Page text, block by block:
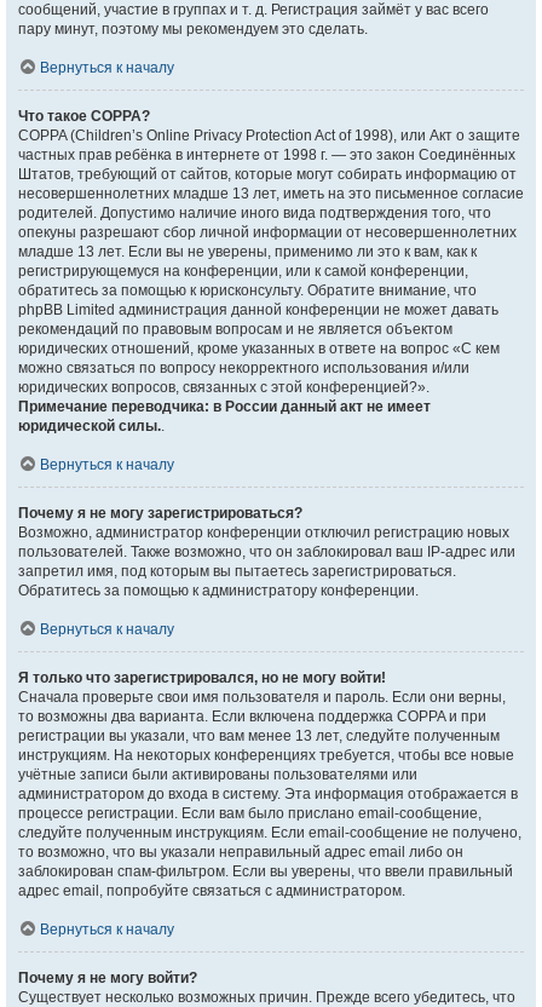
сообщений, участие в группах и т. д. Регистрация займёт у вас всего
пару минут, поэтому мы рекомендуем это сделать.
Вернуться к началу
Что такое COPPA?
COPPA (Children’s Online Privacy Protection Act of 1998), или Акт о защите
частных прав ребёнка в интернете от 1998 г. — это закон Соединённых
Штатов, требующий от сайтов, которые могут собирать информацию от
несовершеннолетних младше 13 лет, иметь на это письменное согласие
родителей. Допустимо наличие иного вида подтверждения того, что
опекуны разрешают сбор личной информации от несовершеннолетних
младше 13 лет. Если вы не уверены, применимо ли это к вам, как к
регистрирующемуся на конференции, или к самой конференции,
обратитесь за помощью к юрисконсульту. Обратите внимание, что
phpBB Limited администрация данной конференции не может давать
рекомендаций по правовым вопросам и не является объектом
юридических отношений, кроме указанных в ответе на вопрос «С кем
можно связаться по вопросу некорректного использования и/или
юридических вопросов, связанных с этой конференцией?».
Примечание переводчика: в России данный акт не имеет
юридической силы..
Вернуться к началу
Почему я не могу зарегистрироваться?
Возможно, администратор конференции отключил регистрацию новых
пользователей. Также возможно, что он заблокировал ваш IP-адрес или
запретил имя, под которым вы пытаетесь зарегистрироваться.
Обратитесь за помощью к администратору конференции.
Вернуться к началу
Я только что зарегистрировался, но не могу войти!
Сначала проверьте свои имя пользователя и пароль. Если они верны,
то возможны два варианта. Если включена поддержка COPPA и при
регистрации вы указали, что вам менее 13 лет, следуйте полученным
инструкциям. На некоторых конференциях требуется, чтобы все новые
учётные записи были активированы пользователями или
администратором до входа в систему. Эта информация отображается в
процессе регистрации. Если вам было прислано email-сообщение,
следуйте полученным инструкциям. Если email-сообщение не получено,
то возможно, что вы указали неправильный адрес email либо он
заблокирован спам-фильтром. Если вы уверены, что ввели правильный
адрес email, попробуйте связаться с администратором.
Вернуться к началу
Почему я не могу войти?
Существует несколько возможных причин. Прежде всего убедитесь, что